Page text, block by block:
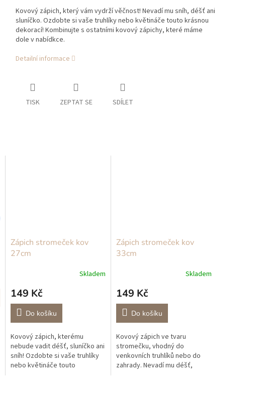
Kovový zápich, který vám vydrží věčnost! Nevadí mu sníh, déšť ani
sluníčko. Ozdobte si vaše truhlíky nebo květináče touto krásnou
dekorací! Kombinujte s ostatními kovový zápichy, které máme
dole v nabídkce.
Detailní informace
TISK ZEPTAT SE SDÍLET
Zápich stromeček kov
27cm
Skladem
149 Kč
Do košíku
Kovový zápich, kterému
nebude vadit déšť, sluníčko ani
sníh! Ozdobte si vaše truhlíky
nebo květináče touto
Zápich stromeček kov
33cm
Skladem
149 Kč
Do košíku
Kovový zápich ve tvaru
stromečku, vhodný do
venkovních truhlíků nebo do
zahrady. Nevadí mu déšť,